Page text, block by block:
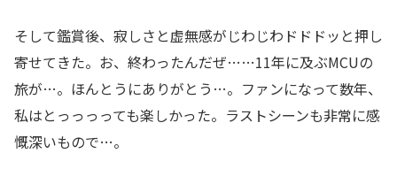
そして鑑賞後、寂しさと虚無感がじわじわドドドッと押し
寄せてきた。お、終わったんだぜ……11年に及ぶMCUの
旅が…。ほんとうにありがとう…。ファンになって数年、
私はとっっっっても楽しかった。ラストシーンも非常に感
慨深いもので…。